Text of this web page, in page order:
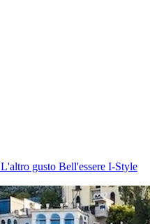
L'altro gusto Bell'essere I-Style